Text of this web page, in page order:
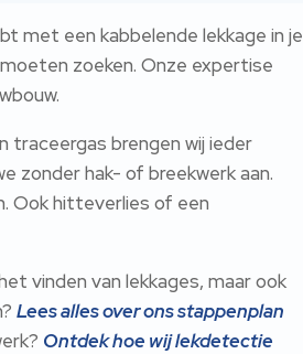
met een kabbelende lekkage in je
zoeken. Onze expertise
brengen wij ieder
zonder hak- of breekwerk aan.
Ook hitteverlies of een
vinden van lekkages, maar ook
Lees alles over ons stappenplan
Ontdek hoe wij lekdetectie